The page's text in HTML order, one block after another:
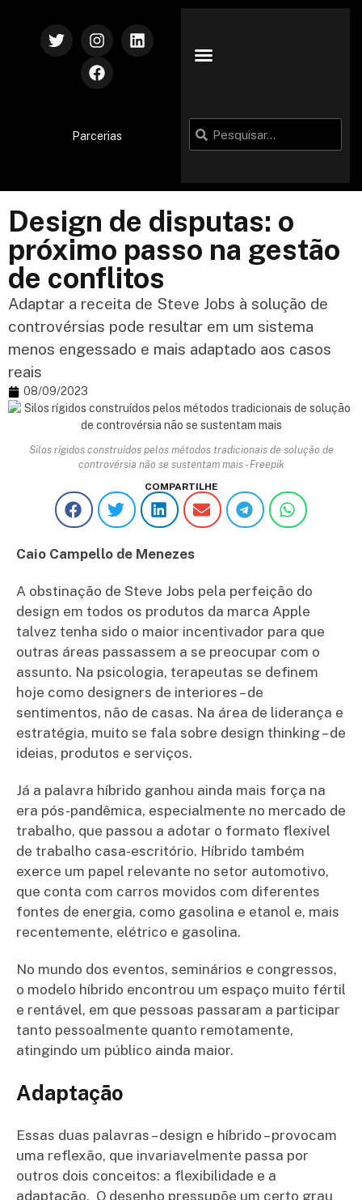
Parcerias
Design de disputas: o
próximo passo na gestão
de conflitos
Adaptar a receita de Steve Jobs à solução de
controvérsias pode resultar em um sistema
menos engessado e mais adaptado aos casos
reais
08/09/2023
Silos rígidos construídos pelos métodos tradicionais de solução de
controvérsia não se sustentam mais - Freepik
COMPARTILHE
Caio Campello de Menezes
A obstinação de Steve Jobs pela perfeição do
design em todos os produtos da marca Apple
talvez tenha sido o maior incentivador para que
outras áreas passassem a se preocupar com o
assunto. Na psicologia, terapeutas se definem
hoje como designers de interiores – de
sentimentos, não de casas. Na área de liderança e
estratégia, muito se fala sobre design thinking – de
ideias, produtos e serviços.
Já a palavra híbrido ganhou ainda mais força na
era pós-pandêmica, especialmente no mercado de
trabalho, que passou a adotar o formato flexível
de trabalho casa-escritório. Híbrido também
exerce um papel relevante no setor automotivo,
que conta com carros movidos com diferentes
fontes de energia, como gasolina e etanol e, mais
recentemente, elétrico e gasolina.
No mundo dos eventos, seminários e congressos,
o modelo híbrido encontrou um espaço muito fértil
e rentável, em que pessoas passaram a participar
tanto pessoalmente quanto remotamente,
atingindo um público ainda maior.
Adaptação
Essas duas palavras – design e híbrido – provocam
uma reflexão, que invariavelmente passa por
outros dois conceitos: a flexibilidade e a
adaptação. O desenho pressupõe um certo grau